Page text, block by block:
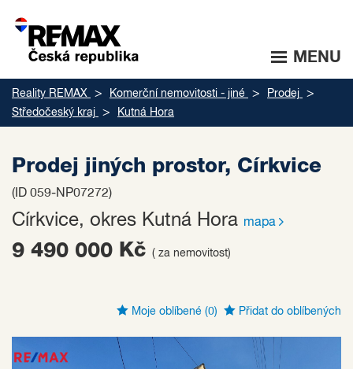
MENU
Reality REMAX Komerční nemovitosti - jiné
Prodej
Středočeský kraj
Kutná Hora
Prodej jiných prostor, Církvice
(ID 059-NP07272)
Církvice, okres Kutná Hora mapa
9 490 000 Kč ( za nemovitost)
Moje oblíbené (0) Přidat do oblíbených